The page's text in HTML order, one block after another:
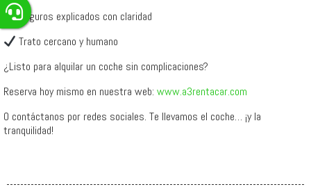
Seguros explicados con claridad
Trato cercano y humano
¿Listo para alquilar un coche sin complicaciones?
Reserva hoy mismo en nuestra web: www.a3rentacar.com
O contáctanos por redes sociales. Te llevamos el coche… ¡y la
tranquilidad!